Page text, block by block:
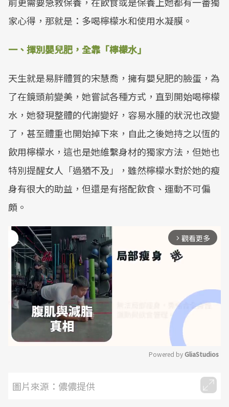
家心得，那就是：多喝檸檬水和使用水凝膜。
一、揮別嬰兒肥，全靠「檸檬水」
天生就是易胖體質的宋慧喬，擁有嬰兒肥的臉蛋，為
了在鏡頭前變美，她嘗試各種方式，直到開始喝檸檬
水，她發現整體的代謝變好，容易水腫的狀況也改變
了，甚至體重也開始掉下來，自此之後她持之以恆的
飲用檸檬水，這也是她維繫身材的獨家方法，但她也
特別提醒女人「過猶不及」，雖然檸檬水對於她的瘦
身有很大的助益，但還是有搭配飲食、運動不可偏
頗。
arrow_forward_ios 觀看更多
Mute
Powered by GliaStudios
圖片來源：儂儂提供